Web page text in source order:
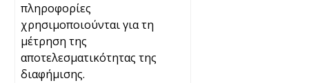
πληροφορίες
χρησιμοποιούνται για τη
μέτρηση της
αποτελεσματικότητας της
διαφήμισης.